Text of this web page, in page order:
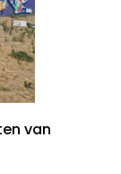
van